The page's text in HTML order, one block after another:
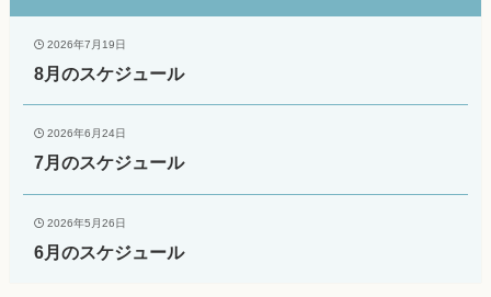
2026年7月19日
8月のスケジュール
2026年6月24日
7月のスケジュール
2026年5月26日
6月のスケジュール